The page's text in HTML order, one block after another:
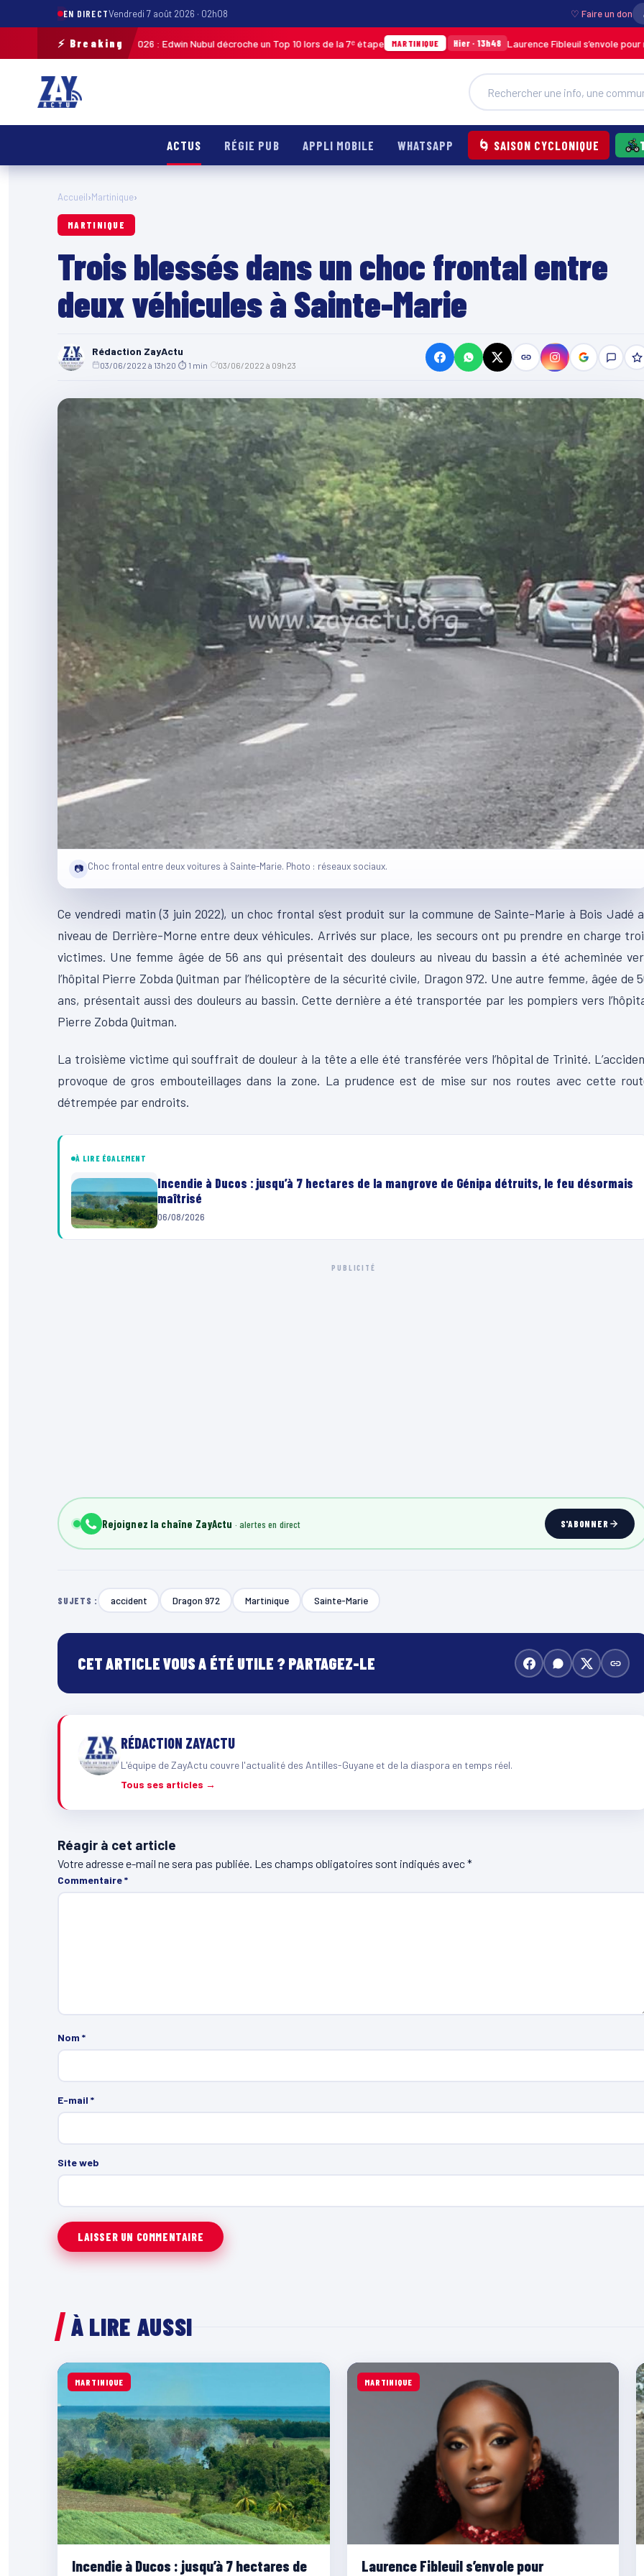
EN DIRECTVendredi 7 août 2026 · 02h08 ♡ Faire un don
⚡ Breaking
de Guadeloupe 2026 : Edwin Nubul décroche un Top 10 lors de la 7ᵉ étape MARTINIQUE Hier · 13h48 Laurence Fibleuil s’envole pour
ACTUS RÉGIE PUB APPLI MOBILE WHATSAPP 🌀 SAISON CYCLONIQUE
Accueil›Martinique›
MARTINIQUE
Trois blessés dans un choc frontal entre
deux véhicules à Sainte-Marie
Rédaction ZayActu
03/06/2022 à 13h20 ⏱ 1 min 03/06/2022 à 09h23
📷 Choc frontal entre deux voitures à Sainte-Marie. Photo : réseaux sociaux.
Ce vendredi matin (3 juin 2022), un choc frontal s’est produit sur la commune de Sainte-Marie à Bois Jadé
niveau de Derrière-Morne entre deux véhicules. Arrivés sur place, les secours ont pu prendre en charge
victimes. Une femme âgée de 56 ans qui présentait des douleurs au niveau du bassin a été acheminée
l’hôpital Pierre Zobda Quitman par l’hélicoptère de la sécurité civile, Dragon 972. Une autre femme, âgée de
ans, présentait aussi des douleurs au bassin. Cette dernière a été transportée par les pompiers vers
Pierre Zobda Quitman.
La troisième victime qui souffrait de douleur à la tête a elle été transférée vers l’hôpital de Trinité.
provoque de gros embouteillages dans la zone. La prudence est de mise sur nos routes avec cette
détrempée par endroits.
À LIRE ÉGALEMENT
Incendie à Ducos : jusqu’à 7 hectares de la mangrove de Génipa détruits, le feu désormais
maîtrisé
06/08/2026
PUBLICITÉ
Rejoignez la chaîne ZayActu S'ABONNER
SUJETS : accident Dragon 972 Martinique Sainte-Marie
CET ARTICLE VOUS A ÉTÉ UTILE ? PARTAGEZ-LE
RÉDACTION ZAYACTU
L'équipe de ZayActu couvre l'actualité des Antilles-Guyane et de la diaspora en temps réel.
Tous ses articles →
Réagir à cet article
Votre adresse e-mail ne sera pas publiée. Les champs obligatoires sont indiqués avec*
Commentaire*
Nom *
E-mail *
Site web
À LIRE AUSSI
MARTINIQUE
Incendie à Ducos : jusqu’à 7 hectares de
MARTINIQUE
Laurence Fibleuil s’envole pour